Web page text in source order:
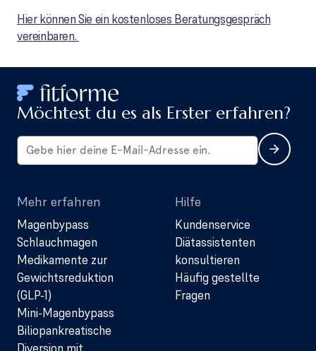
Hier können Sie ein kostenloses Beratungsgespräch
vereinbaren.
Möchtest du es als Erster erfahren?
Mehr erfahren
Magenbypass
Schlauchmagen
Medikamente zur
Gewichtsreduktion
(GLP-1)
Mini-Magenbypass
Biliopankreatische
Hilfe
Kundenservice
Diätassistenten
konsultieren
Häufig gestellte
Fragen